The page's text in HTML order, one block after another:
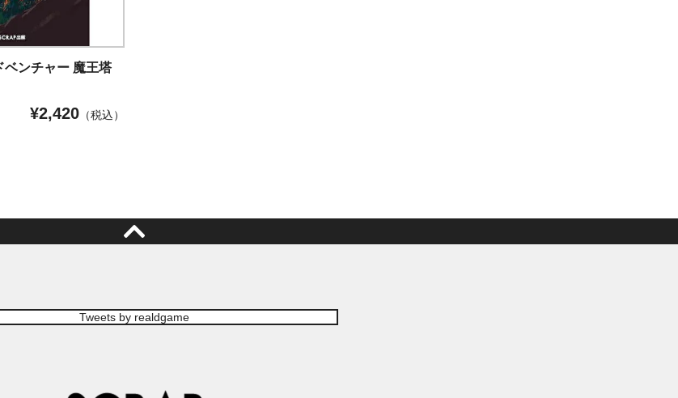
ベンチャー 魔王塔
¥2,420（税込）
Tweets by realdgame